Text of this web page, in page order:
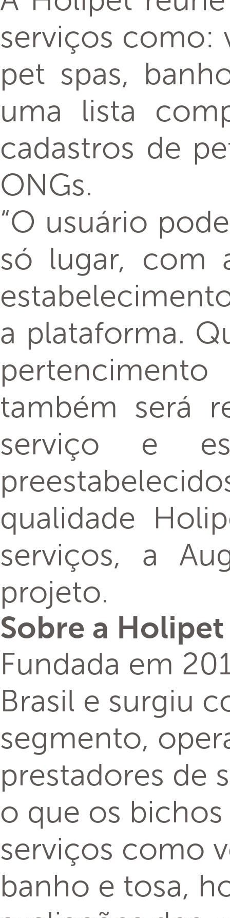
serviços como:
pet spas,
uma lista
cadastros de
ONGs.
“O usuário
só lugar, com
a plataforma.
também será
serviço e
qualidade
serviços, a
projeto.
Sobre a Holipet
Fundada em
Brasil e surgiu
segmento,
prestadores de
o que os
serviços como
banho e tosa,